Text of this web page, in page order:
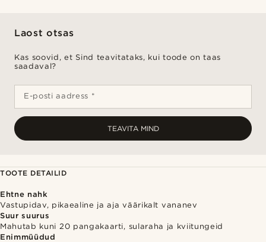
Laost otsas
Kas soovid, et Sind teavitataks, kui toode on taas
saadaval?
E-posti aadress *
TEAVITA MIND
TOOTE DETAILID
Ehtne nahk
Vastupidav, pikaealine ja aja väärikalt vananev
Suur suurus
Mahutab kuni 20 pangakaarti, sularaha ja kviitungeid
Enimmüüdud